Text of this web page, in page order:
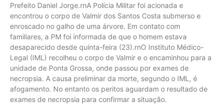
Prefeito Daniel Jorge.rnA Polícia Militar foi acionada e
encontrou o corpo de Valmir dos Santos Costa submerso e
enroscado no galho de uma árvore. Em contato com
familiares, a PM foi informada de que o homem estava
desaparecido desde quinta-feira (23).rnO Instituto Médico-
Legal (IML) recolheu o corpo de Valmir e o encaminhou para a
unidade de Ponta Grossa, onde passou por exames de
necropsia. A causa preliminar da morte, segundo o IML, é
afogamento. No entanto os peritos aguardam o resultado de
exames de necropsia para confirmar a situação.